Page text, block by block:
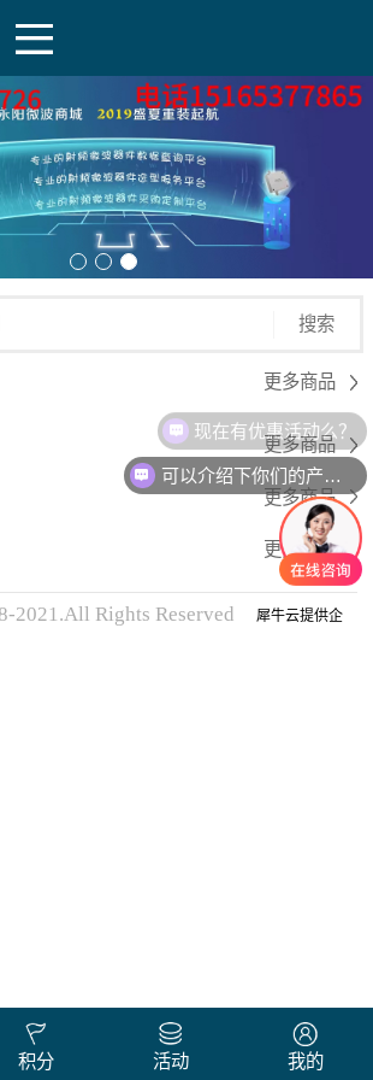
搜索
更多商品
更多商品
更多商品
更多商品
2021.All Rights Reserved
犀牛云提供企
积分 活动 我的
现在有优惠活动么？